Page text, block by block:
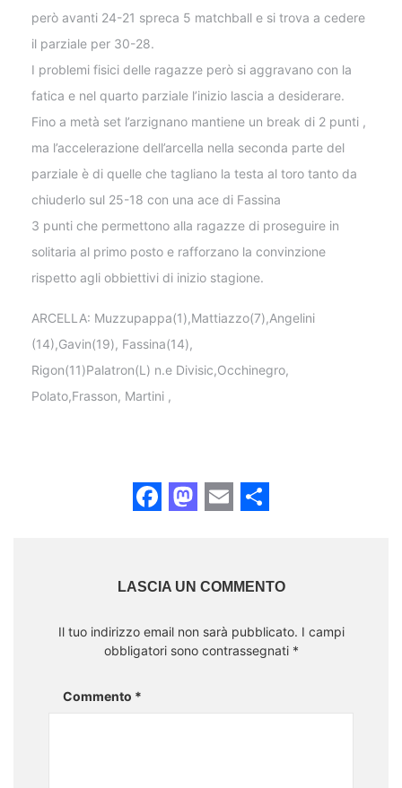
però avanti 24-21 spreca 5 matchball e si trova a cedere
il parziale per 30-28.
I problemi fisici delle ragazze però si aggravano con la
fatica e nel quarto parziale l’inizio lascia a desiderare.
Fino a metà set l’arzignano mantiene un break di 2 punti ,
ma l’accelerazione dell’arcella nella seconda parte del
parziale è di quelle che tagliano la testa al toro tanto da
chiuderlo sul 25-18 con una ace di Fassina
3 punti che permettono alla ragazze di proseguire in
solitaria al primo posto e rafforzano la convinzione
rispetto agli obbiettivi di inizio stagione.
ARCELLA: Muzzupappa(1),Mattiazzo(7),Angelini
(14),Gavin(19), Fassina(14),
Rigon(11)Palatron(L) n.e Divisic,Occhinegro,
Polato,Frasson, Martini ,
LASCIA UN COMMENTO
Il tuo indirizzo email non sarà pubblicato. I campi
obbligatori sono contrassegnati *
Commento *